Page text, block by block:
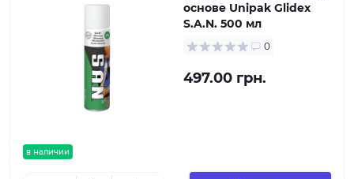
в наличии
основе Unipak Glidex
S.A.N. 500 мл
0
497.00 грн.